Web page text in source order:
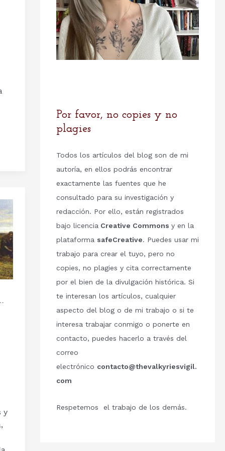
y
Por favor, no copies y no
plagies
Todos los artículos del blog son de mi
autoría, en ellos podrás encontrar
exactamente las fuentes que he
consultado para su investigación y
redacción. Por ello, están registrados
bajo licencia Creative Commons y en la
plataforma safeCreative. Puedes usar mi
trabajo para crear el tuyo, pero no
copies, no plagies y cita correctamente
por el bien de la divulgación histórica. Si
te interesan los artículos, cualquier
aspecto del blog o de mi trabajo o si te
interesa trabajar conmigo o ponerte en
contacto, puedes hacerlo a través del
correo
electrónico contacto@thevalkyriesvigil.
com
Respetemos el trabajo de los demás.